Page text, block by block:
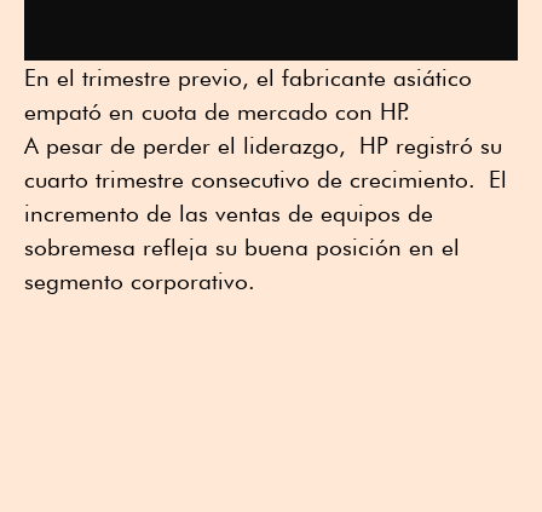
En el trimestre previo, el fabricante asiático
empató en cuota de mercado con HP.
A pesar de perder el liderazgo, HP registró su
cuarto trimestre consecutivo de crecimiento. El
incremento de las ventas de equipos de
sobremesa refleja su buena posición en el
segmento corporativo.